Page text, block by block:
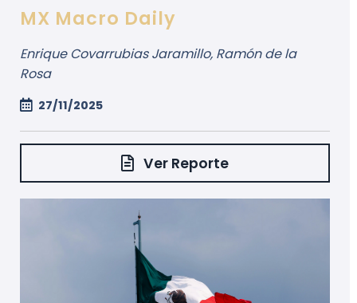
MX Macro Daily
Enrique Covarrubias Jaramillo, Ramón de la
Rosa
27/11/2025
Ver Reporte